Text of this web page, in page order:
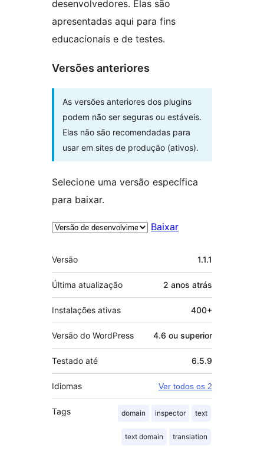
desenvolvedores. Elas são
apresentadas aqui para fins
educacionais e de testes.
Versões anteriores
As versões anteriores dos plugins
podem não ser seguras ou estáveis.
Elas não são recomendadas para
usar em sites de produção (ativos).
Selecione uma versão específica
para baixar.
Baixar
Meta
Versão 1.1.1
Última atualização 2 anos atrás
Instalações ativas 400+
Versão do WordPress 4.6 ou superior
Testado até 6.5.9
Idiomas Ver todos os 2
Tags domain inspector text
text domain translation